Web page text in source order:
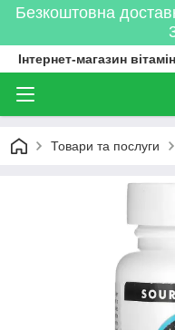
Безкоштовна
Інтернет-магазин
Товари та послуги